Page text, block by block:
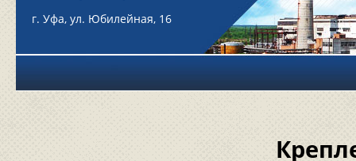
г. Уфа, ул. Юбилейная, 16